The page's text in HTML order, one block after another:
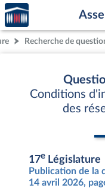
Aller au contenu
Aller en bas de la page
Accèder
à la
page
d'accueilRecherche de
Conditions
des
17e Législature
Publication de la
14 avril 2026,